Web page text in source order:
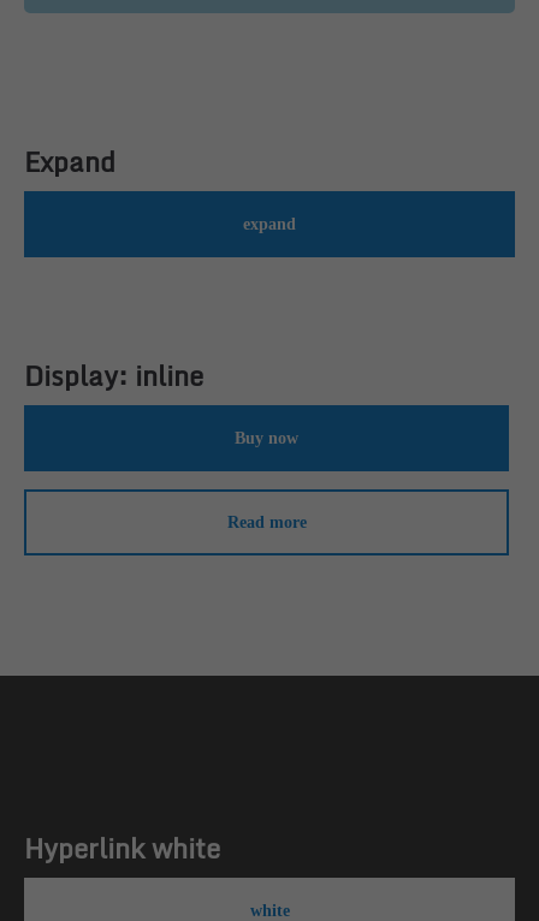
Expand
expand
Display: inline
Buy now
Read more
Hyperlink white
white